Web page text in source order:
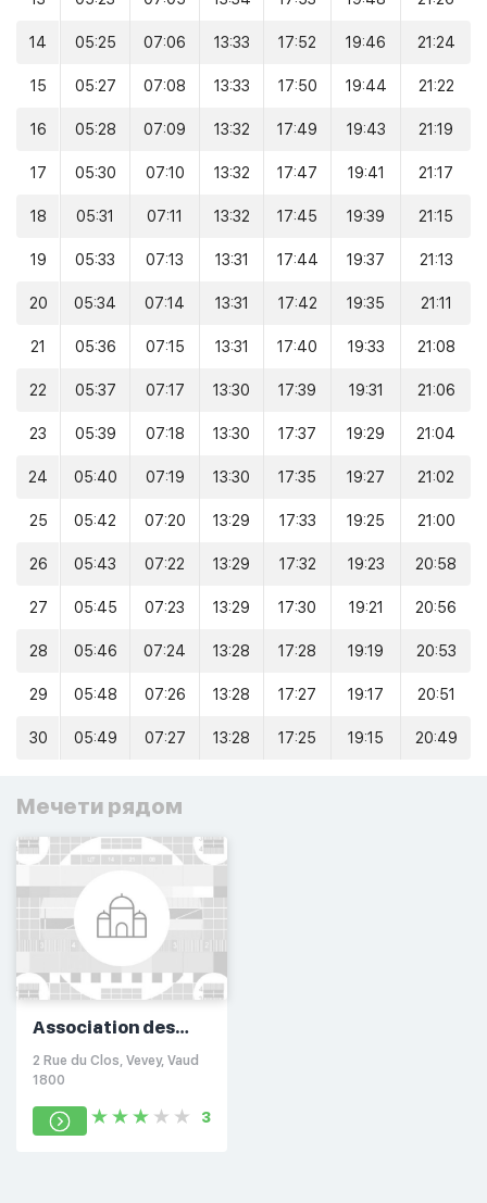
14 05:25 07:06 13:33 17:52 19:46 21:24
15 05:27 07:08 13:33 17:50 19:44 21:22
16 05:28 07:09 13:32 17:49 19:43 21:19
17 05:30 07:10 13:32 17:47 19:41 21:17
18 05:31 07:11 13:32 17:45 19:39 21:15
19 05:33 07:13 13:31 17:44 19:37 21:13
20 05:34 07:14 13:31 17:42 19:35 21:11
21 05:36 07:15 13:31 17:40 19:33 21:08
22 05:37 07:17 13:30 17:39 19:31 21:06
23 05:39 07:18 13:30 17:37 19:29 21:04
24 05:40 07:19 13:30 17:35 19:27 21:02
25 05:42 07:20 13:29 17:33 19:25 21:00
26 05:43 07:22 13:29 17:32 19:23 20:58
27 05:45 07:23 13:29 17:30 19:21 20:56
28 05:46 07:24 13:28 17:28 19:19 20:53
29 05:48 07:26 13:28 17:27 19:17 20:51
30 05:49 07:27 13:28 17:25 19:15 20:49
Мечети рядом
Association des
Musulmans District
Vevey
2 Rue du Clos, Vevey, Vaud
1800
3